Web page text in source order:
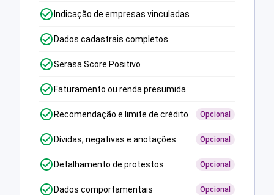
Indicação de empresas vinculadas
Dados cadastrais completos
Serasa Score Positivo
Faturamento ou renda presumida
Recomendação e limite de crédito Opcional
Dívidas, negativas e anotações Opcional
Detalhamento de protestos Opcional
Dados comportamentais Opcional